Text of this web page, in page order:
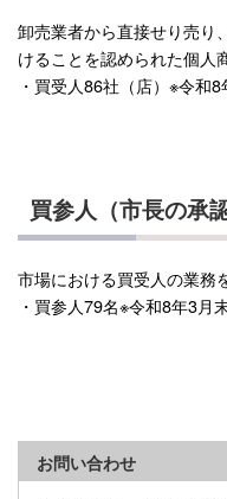
卸売業者から直接せり売り
けることを認められた個人
・買受人86社（店）※令和
買参人（市長の承認
市場における買受人の業務
・買参人79名※令和8年3月
お問い合わせ